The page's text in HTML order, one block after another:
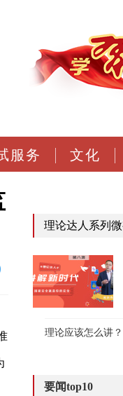
服务 文化
理论达人系列
理论应该怎么讲
要闻top10